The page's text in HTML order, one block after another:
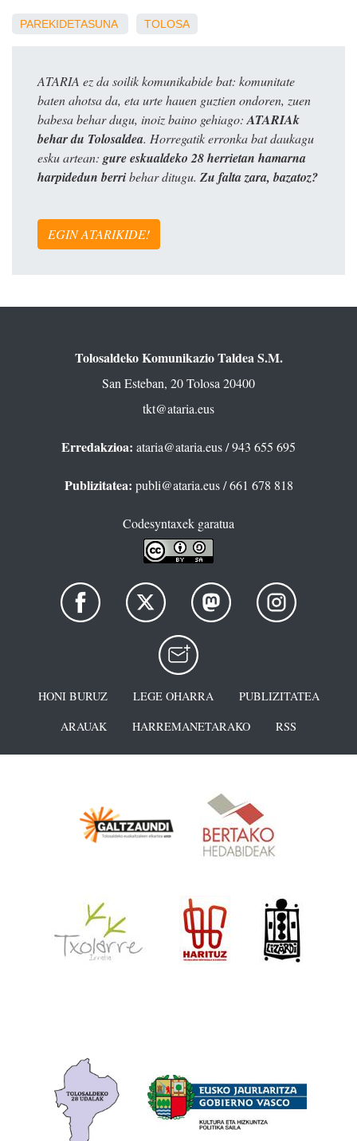
PAREKIDETASUNA TOLOSA
ATARIA ez da soilik komunikabide bat: komunitate
baten ahotsa da, eta urte hauen guztien ondoren, zuen
babesa behar dugu, inoiz baino gehiago: ATARIAk
behar du Tolosaldea. Horregatik erronka bat daukagu
esku artean: gure eskualdeko 28 herrietan hamarna
harpidedun berribehar ditugu. Zu falta zara, bazatoz?
EGIN ATARIKIDE!
Tolosaldeko Komunikazio Taldea S.M.
San Esteban, 20 Tolosa 20400
tkt@ataria.eus
Erredakzioa: ataria@ataria.eus/ 943 655 695
Publizitatea: publi@ataria.eus/ 661 678 818
Codesyntaxek garatua
HONI BURUZ LEGE OHARRA
PUBLIZITATEA
ARAUAK
HARREMANETARAKO RSS